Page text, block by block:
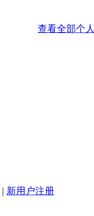
查看全部个
| 新用户注册